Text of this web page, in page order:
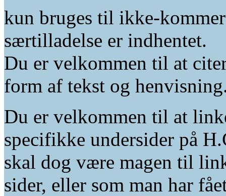
kun bruges til ikke-
særtilladelse er indhentet.
Du er velkommen til at
form af tekst og
Du er velkommen til at
specifikke undersider på
skal dog være magen til
sider, eller som man har